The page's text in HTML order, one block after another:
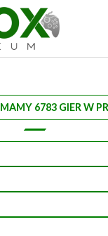
MAMY 6783 GIER W